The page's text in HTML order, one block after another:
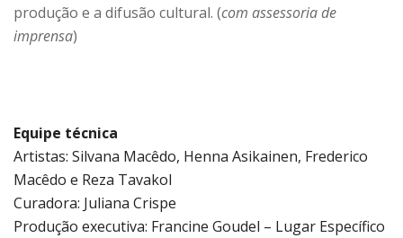
produção e a difusão cultural. (com assessoria de
imprensa)
Equipe técnica
Artistas: Silvana Macêdo, Henna Asikainen, Frederico
Macêdo e Reza Tavakol
Curadora: Juliana Crispe
Produção executiva: Francine Goudel – Lugar Específico